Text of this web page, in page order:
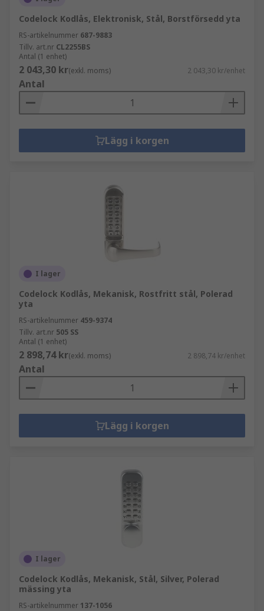
Codelock Kodlås, Elektronisk, Stål, Borstförsedd yta
RS-artikelnummer 687-9883
Tillv. art.nr CL2255BS
Antal (1 enhet)
2 043,30 kr(exkl. moms) 2 043,30 kr/enhet
Antal
Lägg i korgen
I lager
Codelock Kodlås, Mekanisk, Rostfritt stål, Polerad
yta
RS-artikelnummer 459-9374
Tillv. art.nr 505 SS
Antal (1 enhet)
2 898,74 kr(exkl. moms) 2 898,74 kr/enhet
Antal
Lägg i korgen
I lager
Codelock Kodlås, Mekanisk, Stål, Silver, Polerad
mässing yta
RS-artikelnummer 137-1056